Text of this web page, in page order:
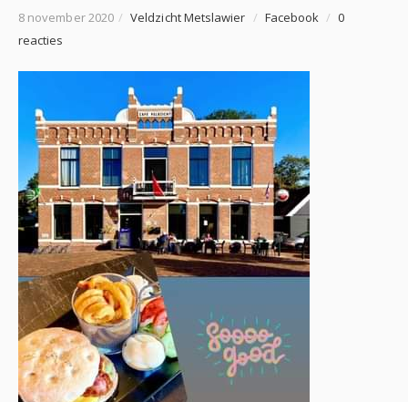
8 november 2020 / Veldzicht Metslawier / Facebook / 0
reacties